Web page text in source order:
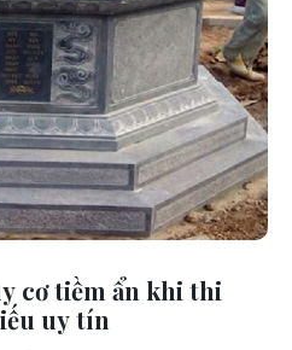
cơ tiềm ẩn khi thi
uy tín